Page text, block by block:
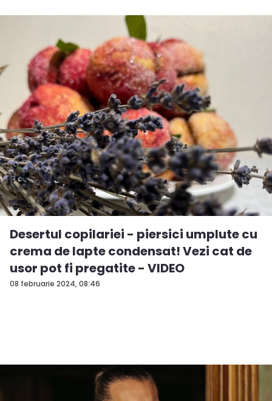
08 februarie 2024, 08:46
Desertul copilariei - piersici umplute cu
crema de lapte condensat! Vezi cat de
usor pot fi pregatite - VIDEO